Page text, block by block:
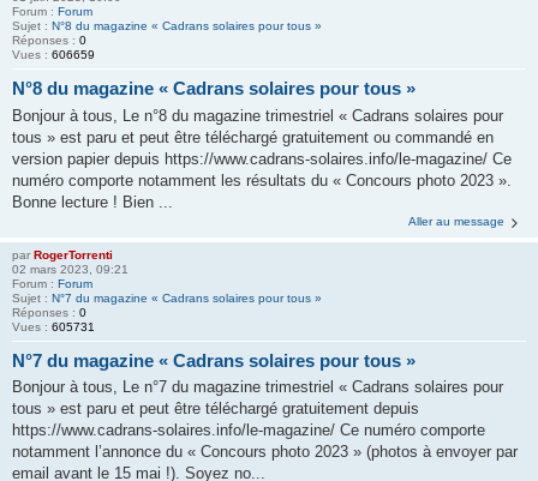
Forum : Forum
Sujet : N°8 du magazine « Cadrans solaires pour tous »
Réponses : 0
Vues : 606659
N°8 du magazine « Cadrans solaires pour tous »
Bonjour à tous, Le n°8 du magazine trimestriel « Cadrans solaires pour
tous » est paru et peut être téléchargé gratuitement ou commandé en
version papier depuis https://www.cadrans-solaires.info/le-magazine/ Ce
numéro comporte notamment les résultats du « Concours photo 2023 ».
Bonne lecture ! Bien ...
Aller au message
par RogerTorrenti
02 mars 2023, 09:21
Forum : Forum
Sujet : N°7 du magazine « Cadrans solaires pour tous »
Réponses : 0
Vues : 605731
N°7 du magazine « Cadrans solaires pour tous »
Bonjour à tous, Le n°7 du magazine trimestriel « Cadrans solaires pour
tous » est paru et peut être téléchargé gratuitement depuis
https://www.cadrans-solaires.info/le-magazine/ Ce numéro comporte
notamment l’annonce du « Concours photo 2023 » (photos à envoyer par
email avant le 15 mai !). Soyez no...